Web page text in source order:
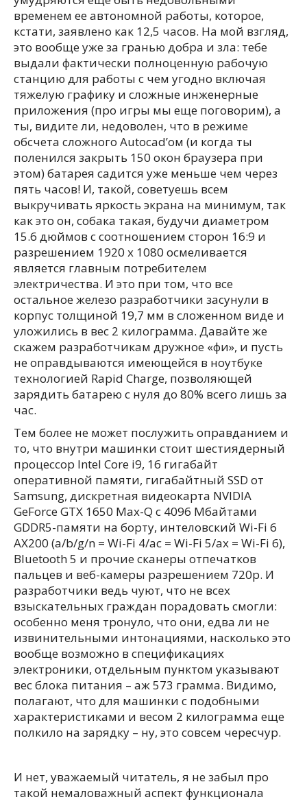
временем ее автономной работы, которое,
кстати, заявлено как 12,5 часов. На мой взгляд,
это вообще уже за гранью добра и зла: тебе
выдали фактически полноценную рабочую
станцию для работы с чем угодно включая
тяжелую графику и сложные инженерные
приложения (про игры мы еще поговорим), а
ты, видите ли, недоволен, что в режиме
обсчета сложного Autocad’ом (и когда ты
поленился закрыть 150 окон браузера при
этом) батарея садится уже меньше чем через
пять часов! И, такой, советуешь всем
выкручивать яркость экрана на минимум, так
как это он, собака такая, будучи диаметром
15.6 дюймов с соотношением сторон 16:9 и
разрешением 1920 x 1080 осмеливается
является главным потребителем
электричества. И это при том, что все
остальное железо разработчики засунули в
корпус толщиной 19,7 мм в сложенном виде и
уложились в вес 2 килограмма. Давайте же
скажем разработчикам дружное «фи», и пусть
не оправдываются имеющейся в ноутбуке
технологией Rapid Charge, позволяющей
зарядить батарею с нуля до 80% всего лишь за
час.
Тем более не может послужить оправданием и
то, что внутри машинки стоит шестиядерный
процессор Intel Core i9, 16 гигабайт
оперативной памяти, гигабайтный SSD от
Samsung, дискретная видеокарта NVIDIA
GeForce GTX 1650 Max-Q c 4096 Мбайтами
GDDR5-памяти на борту, интеловский Wi-Fi 6
AX200 (a/b/g/n = Wi-Fi 4/ac = Wi-Fi 5/ax = Wi-Fi 6),
Bluetooth 5 и прочие сканеры отпечатков
пальцев и веб-камеры разрешением 720p. И
разработчики ведь чуют, что не всех
взыскательных граждан порадовать смогли:
особенно меня тронуло, что они, едва ли не
извинительными интонациями, насколько это
вообще возможно в спецификациях
электроники, отдельным пунктом указывают
вес блока питания – аж 573 грамма. Видимо,
полагают, что для машинки с подобными
характеристиками и весом 2 килограмма еще
полкило на зарядку – ну, это совсем чересчур.
И нет, уважаемый читатель, я не забыл про
такой немаловажный аспект функционала